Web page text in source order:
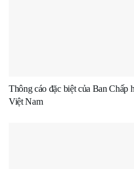
Thông cáo đặc biệt của Ban Chấp
Việt Nam